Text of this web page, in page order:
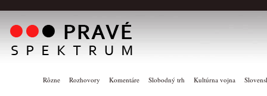
Rôzne Rozhovory Komentáre Slobodný trh Kultúrna vojna